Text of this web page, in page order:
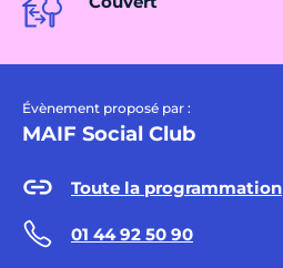
Évènement proposé par :
MAIF Social Club
Toute la programmation
01 44 92 50 90